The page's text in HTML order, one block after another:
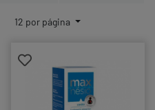
12 por página